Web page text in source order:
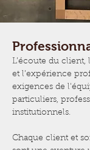
L’écoute du client,
et l’expérience
exigences de
particuliers,
institutionnels.
Chaque client et